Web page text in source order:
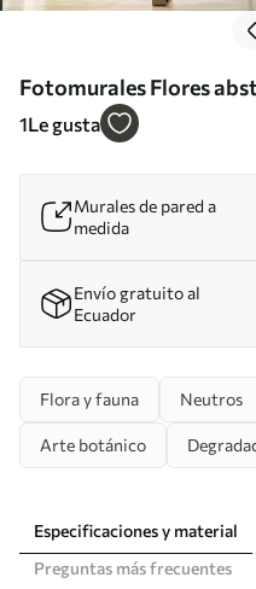
Fotomurales Flores
acuarela líquida Nr.
1Le gusta
Murales de pared a
medida
Envío gratuito al
Ecuador
Flora y fauna Neutros
Arte botánico
Especificaciones y material
Preguntas más frecuentes